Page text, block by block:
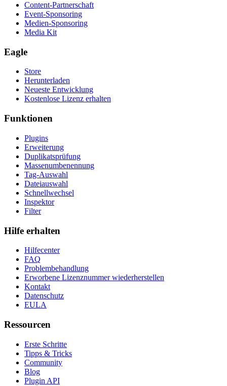
Content-Partnerschaft
Event-Sponsoring
Medien-Sponsoring
Media Kit
Eagle
Store
Herunterladen
Neueste Entwicklung
Kostenlose Lizenz erhalten
Funktionen
Plugins
Erweiterung
Duplikatsprüfung
Massenumbenennung
Tag-Auswahl
Dateiauswahl
Schnellwechsel
Inspektor
Filter
Hilfe erhalten
Hilfecenter
FAQ
Problembehandlung
Erworbene Lizenznummer wiederherstellen
Kontakt
Datenschutz
EULA
Ressourcen
Erste Schritte
Tipps & Tricks
Community
Blog
Plugin API